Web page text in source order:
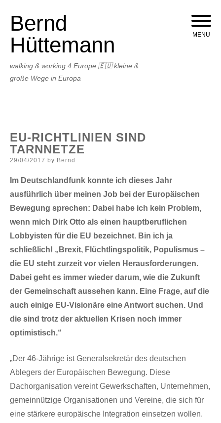
content
Bernd
Hüttemann
walking & working 4 Europe 🇪🇺 kleine &
große Wege in Europa
MENU
EU-RICHTLINIEN SIND
TARNNETZE
Posted
29/04/2017 by Bernd
Im Deutschlandfunk konnte ich dieses Jahr
ausführlich über meinen Job bei der Europäischen
Bewegung sprechen: Dabei habe ich kein Problem,
wenn mich Dirk Otto als einen hauptberuflichen
Lobbyisten für die EU bezeichnet. Bin ich ja
schließlich! „Brexit, Flüchtlingspolitik, Populismus –
die EU steht zurzeit vor vielen Herausforderungen.
Dabei geht es immer wieder darum, wie die Zukunft
der Gemeinschaft aussehen kann. Eine Frage, auf die
auch einige EU-Visionäre eine Antwort suchen. Und
die sind trotz der aktuellen Krisen noch immer
optimistisch.“
„Der 46-Jährige ist Generalsekretär des deutschen
Ablegers der Europäischen Bewegung. Diese
Dachorganisation vereint Gewerkschaften, Unternehmen,
gemeinnützige Organisationen und Vereine, die sich für
eine stärkere europäische Integration einsetzen wollen.